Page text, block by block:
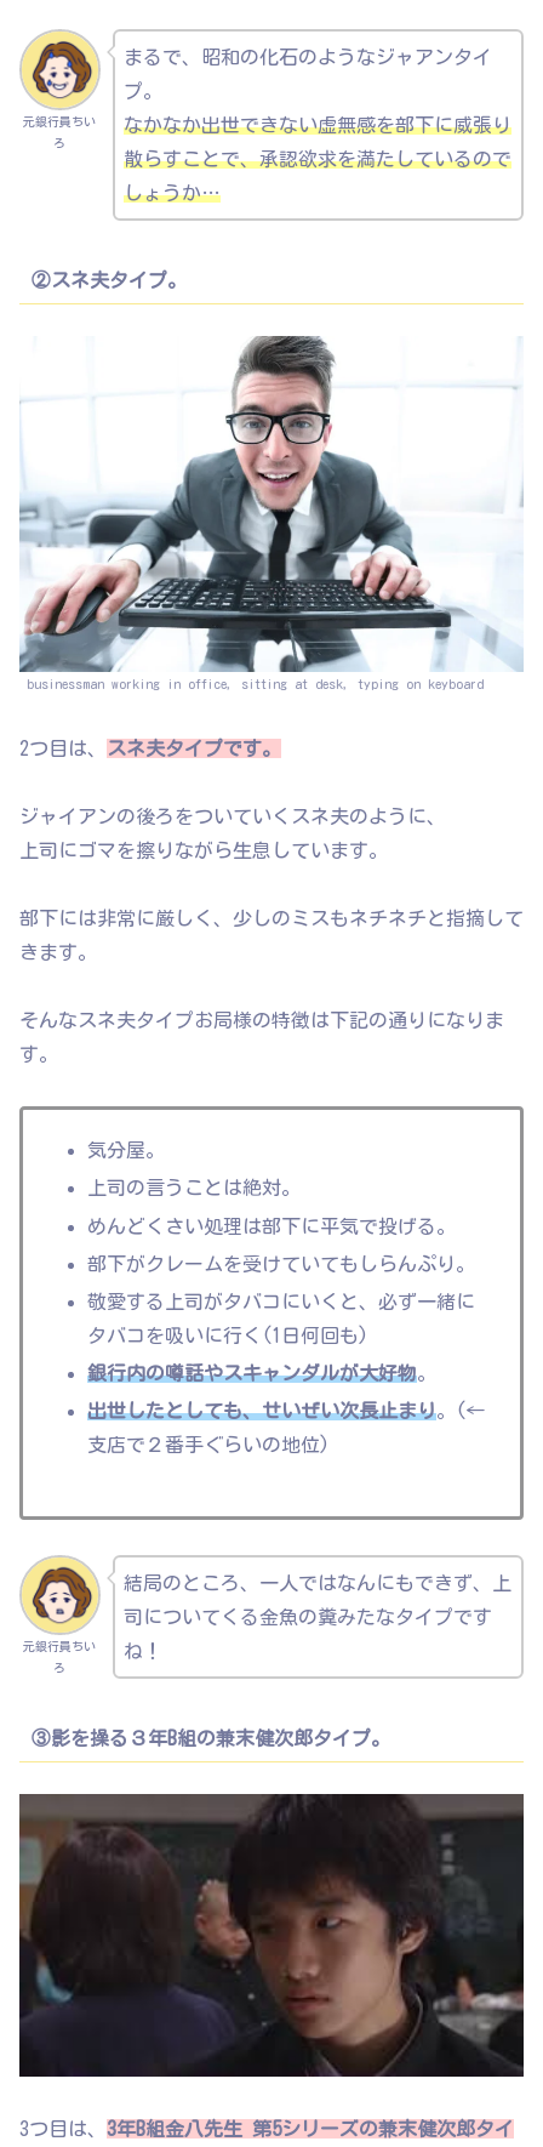
元銀行員ちい
ろ
まるで、昭和の化石のようなジャアンタイ
プ。
なかなか出世できない虚無感を部下に威張り
散らすことで、承認欲求を満たしているので
しょうか…
②スネ夫タイプ。
businessman working in office, sitting at desk, typing on keyboard
2つ目は、 スネ夫タイプです。
ジャイアンの後ろをついていくスネ夫のように、
上司にゴマを擦りながら生息しています。
部下には非常に厳しく、少しのミスもネチネチと指摘して
きます。
そんなスネ夫タイプお局様の特徴は下記の通りになりま
す。
気分屋。
上司の言うことは絶対。
めんどくさい処理は部下に平気で投げる。
部下がクレームを受けていてもしらんぷり。
敬愛する上司がタバコにいくと、必ず一緒に
タバコを吸いに行く(1日何回も)
銀行内の噂話やスキャンダルが大好物。
出世したとしても、せいぜい次長止まり。(←
支店で２番手ぐらいの地位)
元銀行員ちい
ろ
結局のところ、一人ではなんにもできず、上
司についてくる金魚の糞みたなタイプです
ね！
③影を操る３年B組の兼末健次郎タイプ。
3つ目は、 3年B組金八先生 第5シリーズの兼末健次郎タイ